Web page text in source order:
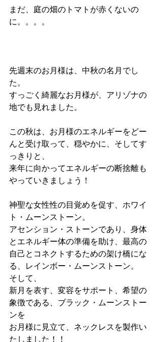
まだ、庭の畑のトマトが赤くないの
に。。。。
先週末のお月様は、中秋の名月でし
た。
すっごく綺麗なお月様が、アリゾナの
地でも見れました。
この秋は、お月様のエネルギーをどー
んと受け取って、穏やかに、そしてす
っきりと、
来年に向かってエネルギーの断捨離も
やっていきましょう！
神聖な女性性の目覚めを促す、ホワイ
ト・ムーンストーン。
アセンション・ストーンであり、身体
とエネルギー体の準備を助け、最高の
自己とコネクトするための架け橋にな
る、レインボー・ムーンストーン。
そして、
新月を表す、変容をサポート、希望の
象徴である、ブラック・ムーンストー
ンを
お月様に見立て、ネックレスを製作い
たしました！！